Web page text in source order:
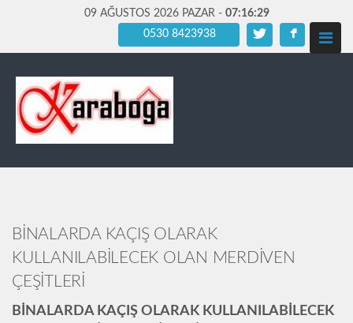
09 AĞUSTOS 2026 PAZAR - 07:16:31
0530 8423938
BİNALARDA KAÇIŞ OLARAK
KULLANILABİLECEK OLAN MERDİVEN
ÇEŞİTLERİ
BİNALARDA KAÇIŞ OLARAK KULLANILABİLECEK